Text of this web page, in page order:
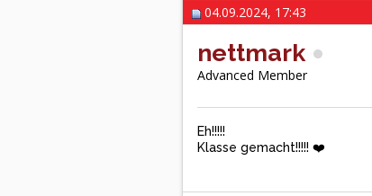
04.09.2024, 17:43
nettmark
Advanced Member
Eh!!!!!
Klasse gemacht!!!!! ❤️